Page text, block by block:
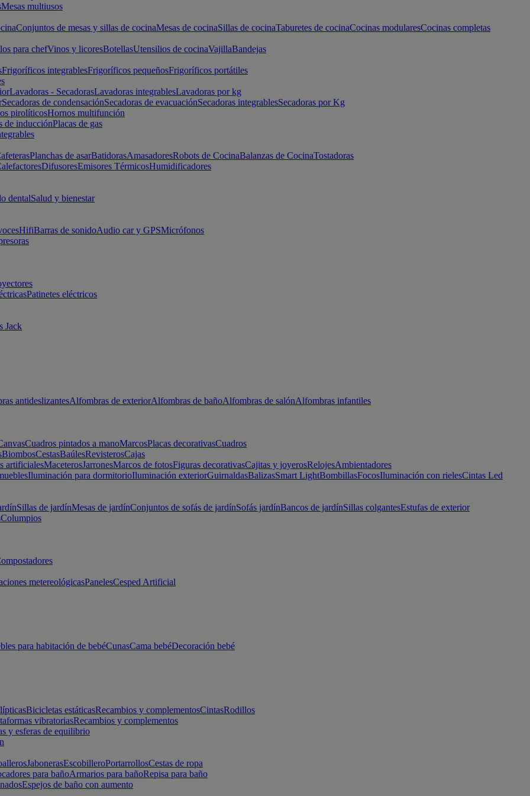
Mesas multiusos
Conjuntos de mesas y sillas de cocinaMesas de cocinaSillas de cocinaTaburetes de cocinaCocinas modularesCocinas completas
para chefVinos y licoresBotellasUtensilios de cocinaVajillaBandejas
Frigoríficos integrablesFrigoríficos pequeñosFrigoríficos portátiles
Lavadoras - SecadorasLavadoras integrablesLavadoras por kg
Secadoras de condensaciónSecadoras de evacuaciónSecadoras integrablesSecadoras por Kg
pirolíticosHornos multifunción
de inducciónPlacas de gas
Planchas de asarBatidorasAmasadoresRobots de CocinaBalanzas de CocinaTostadoras
DifusoresEmisores TérmicosHumidificadores
dentalSalud y bienestar
HifiBarras de sonidoAudio car y GPSMicrófonos
Patinetes eléctricos
Jack
antideslizantesAlfombras de exteriorAlfombras de bañoAlfombras de salónAlfombras infantiles
Cuadros pintados a manoMarcosPlacas decorativasCuadros
BiombosCestasBaúlesRevisterosCajas
artificialesMaceterosJarronesMarcos de fotosFiguras decorativasCajitas y joyerosRelojesAmbientadores
Iluminación para dormitorioIluminación exteriorGuirnaldasBalizasSmart LightBombillasFocosIluminación con rielesCintas Led
Sillas de jardínMesas de jardínConjuntos de sofás de jardínSofás jardínBancos de jardínSillas colgantesEstufas de exterior
Columpios
metereológicasPanelesCesped Artificial
para habitación de bebéCunasCama bebéDecoración bebé
Bicicletas estáticasRecambios y complementosCintasRodillos
vibratoriasRecambios y complementos
y esferas de equilibrio
JabonerasEscobilleroPortarrollosCestas de ropa
para bañoArmarios para bañoRepisa para baño
Espejos de baño con aumento